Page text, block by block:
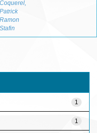
Coquerel,
Patrick
Ramon
Stafin
1
1